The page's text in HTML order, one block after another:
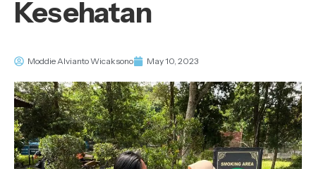
Kesehatan
Moddie Alvianto Wicaksono May 10, 2023